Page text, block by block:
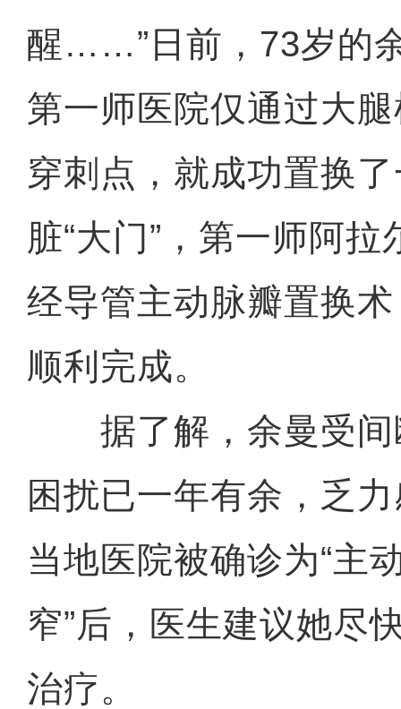
醒……”日前，73岁的
第一师医院仅通过大
穿刺点，就成功置换了
脏“大门”，第一师阿
经导管主动脉瓣置换
顺利完成。
据了解，余曼受间
困扰已一年有余，乏
当地医院被确诊为“主
窄”后，医生建议她尽
治疗。